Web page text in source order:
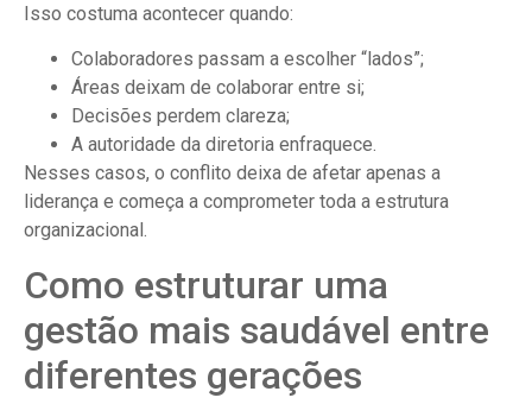
Isso costuma acontecer quando:
Colaboradores passam a escolher “lados”;
Áreas deixam de colaborar entre si;
Decisões perdem clareza;
A autoridade da diretoria enfraquece.
Nesses casos, o conflito deixa de afetar apenas a
liderança e começa a comprometer toda a estrutura
organizacional.
Como estruturar uma
gestão mais saudável entre
diferentes gerações